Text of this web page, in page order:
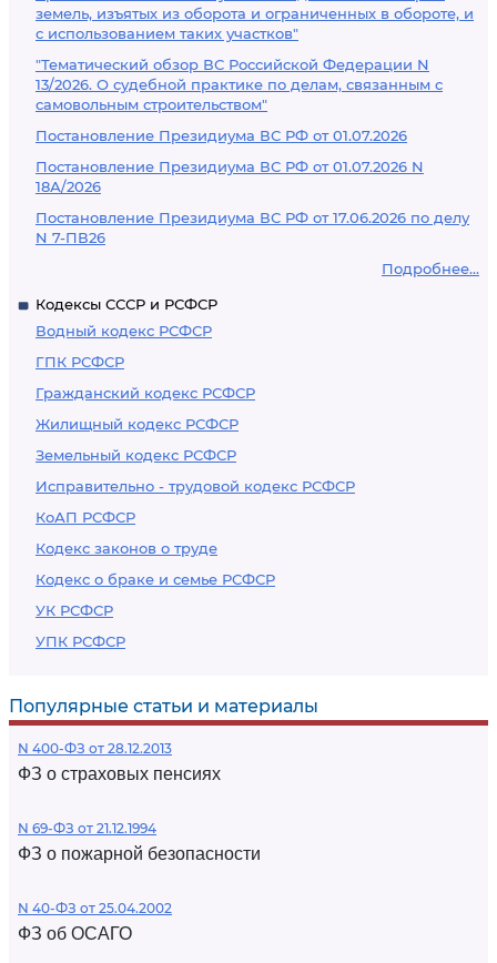
земель, изъятых из оборота и ограниченных в обороте, и
с использованием таких участков"
"Тематический обзор ВС Российской Федерации N
13/2026. О судебной практике по делам, связанным с
самовольным строительством"
Постановление Президиума ВС РФ от 01.07.2026
Постановление Президиума ВС РФ от 01.07.2026 N
18А/2026
Постановление Президиума ВС РФ от 17.06.2026 по делу
N 7-ПВ26
Подробнее...
Кодексы СССР и РСФСР
Водный кодекс РСФСР
ГПК РСФСР
Гражданский кодекс РСФСР
Жилищный кодекс РСФСР
Земельный кодекс РСФСР
Исправительно - трудовой кодекс РСФСР
КоАП РСФСР
Кодекс законов о труде
Кодекс о браке и семье РСФСР
УК РСФСР
УПК РСФСР
Популярные статьи и материалы
N 400-ФЗ от 28.12.2013
ФЗ о страховых пенсиях
N 69-ФЗ от 21.12.1994
ФЗ о пожарной безопасности
N 40-ФЗ от 25.04.2002
ФЗ об ОСАГО